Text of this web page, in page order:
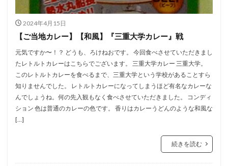
2024年4月15日
【ご当地カレー】【和風】『三重大学カレー』戦
元気ですか〜！？ どうも、ろけねおです。 今回食べさせていただきまし
たレトルトカレーはこちらでございます。 三重大学カレー 三重大学。
このレトルトカレーを食べるまで、三重大学という学校があることすら
知りませんでした。 レトルトカレーになってしまうほど有名なカレーな
んでしょうね。何の先入観もなく食べさせていただきました。 コンディ
ション 色は普通のカレーの色です。 香りはカレーうどんのような和風な
[…]
続きを読む